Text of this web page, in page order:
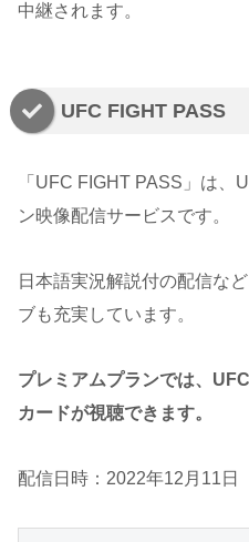
中継されます。
UFC FIGHT PASS
「UFC FIGHT PASS」は、
ン映像配信サービスです。
日本語実況解説付の配信な
ブも充実しています。
プレミアムプランでは、
カードが視聴できます。
配信日時：2022年12月11日